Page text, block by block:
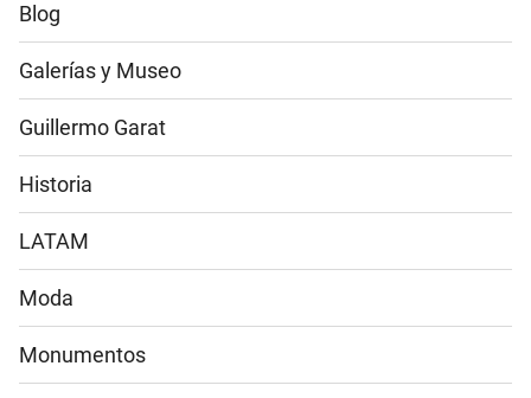
Blog
Galerías y Museo
Guillermo Garat
Historia
LATAM
Moda
Monumentos